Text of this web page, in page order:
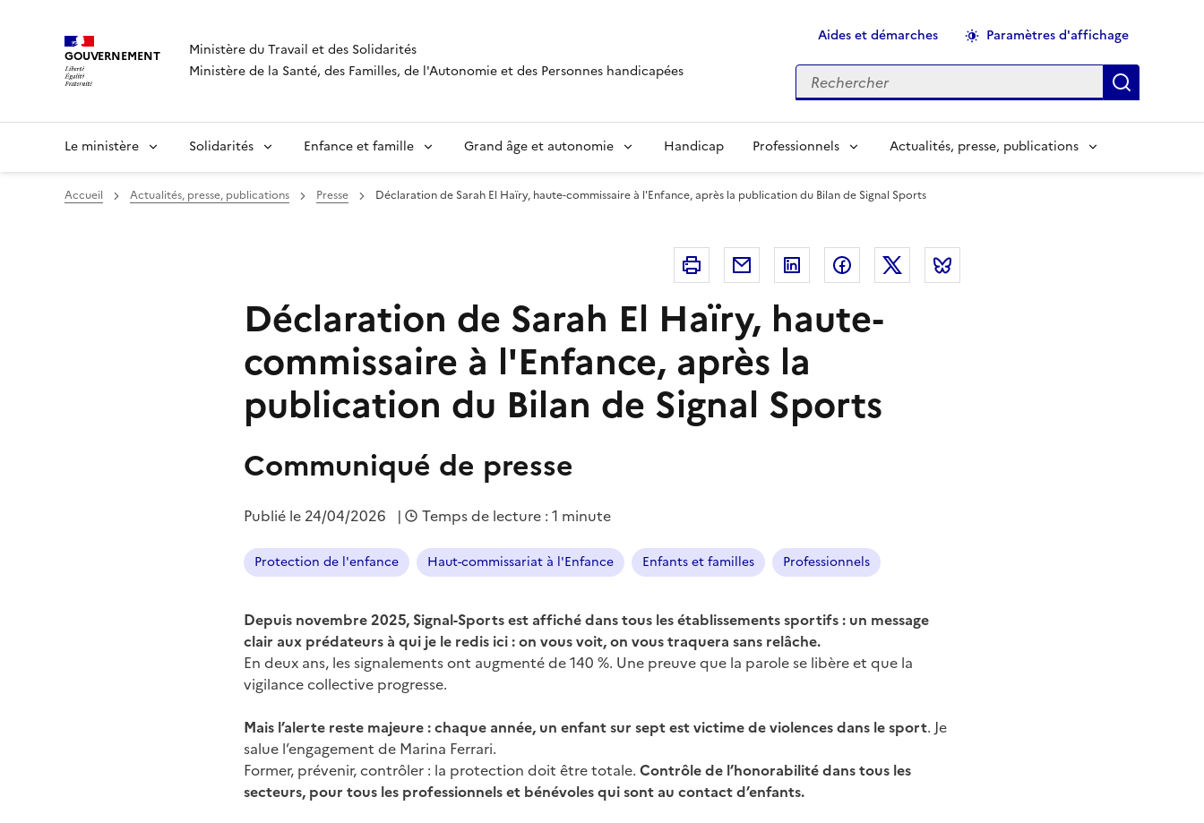
GOUVERNEMENT
Ministère du Travail et des Solidarités
Ministère de la Santé, des Familles, de l'Autonomie et des Personnes handicapées
Aides et démarches Paramètres d'affichage
Rechercher
Le ministère Solidarités Enfance et famille Grand âge et autonomie Handicap Professionnels Actualités, presse, publications
Accueil Actualités, presse, publications Presse Déclaration de Sarah El Haïry, haute-commissaire à l'Enfance, après la publication du Bilan de Signal Sports
Imprimer Courriel Linkedin FacebookTwitter
Déclaration de Sarah El Haïry, haute-
commissaire à l'Enfance, après la
publication du Bilan de Signal Sports
Communiqué de presse
Publié le 24/04/2026 | Temps de lecture : 1 minute
Protection de l'enfance Haut-commissariat à l'Enfance Enfants et familles Professionnels
Depuis novembre 2025, Signal-Sports est affiché dans tous les établissements sportifs : un message
clair aux prédateurs à qui je le redis ici : on vous voit, on vous traquera sans relâche.
En deux ans, les signalements ont augmenté de 140 %. Une preuve que la parole se libère et que la
vigilance collective progresse.
Mais l’alerte reste majeure : chaque année, un enfant sur sept est victime de violences dans le sport. Je
salue l’engagement de Marina Ferrari.
Former, prévenir, contrôler : la protection doit être totale. Contrôle de l’honorabilité dans tous les
secteurs, pour tous les professionnels et bénévoles qui sont au contact d’enfants.